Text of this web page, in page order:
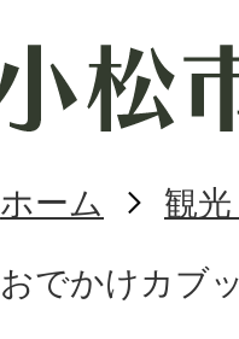
ホーム
観
おでかけカブ